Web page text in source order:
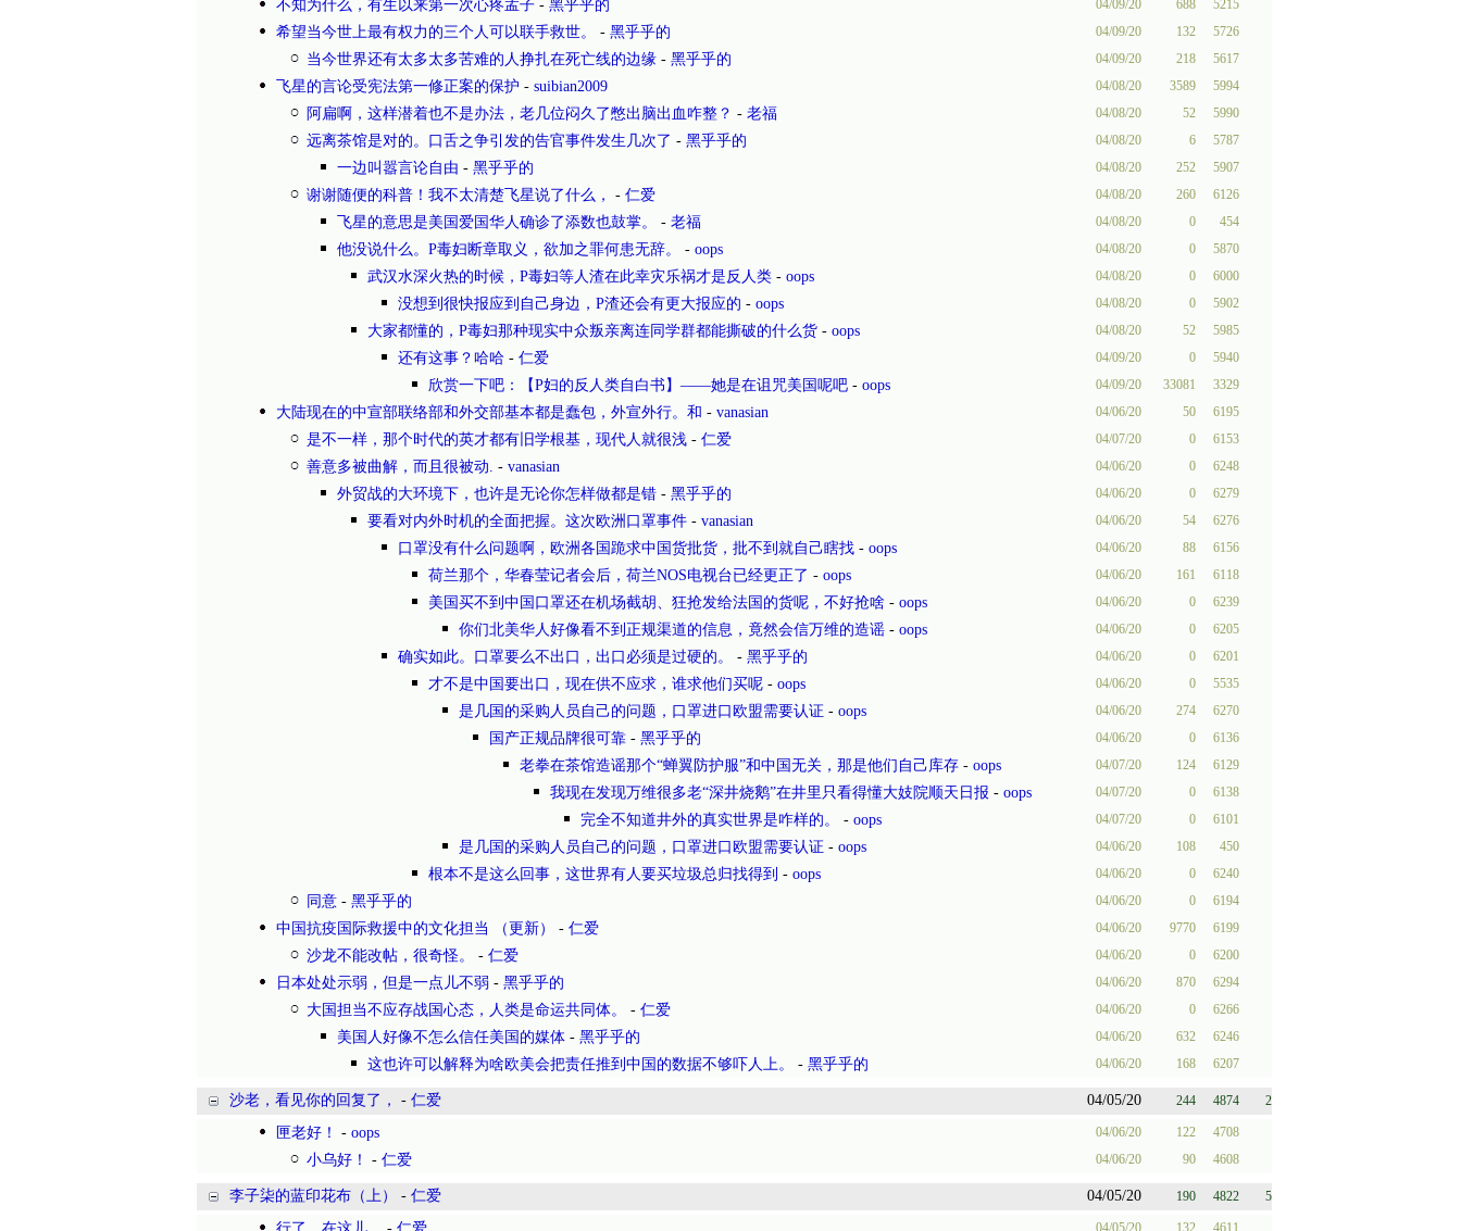
不知为什么，有生以来第一次心疼孟子 - 黑乎乎的 04/09/20 688 5215
希望当今世上最有权力的三个人可以联手救世。 - 黑乎乎的 04/09/20 132 5726
当今世界还有太多太多苦难的人挣扎在死亡线的边缘 - 黑乎乎的 04/09/20 218 5617
飞星的言论受宪法第一修正案的保护 - suibian2009 04/08/20 3589 5994
阿扁啊，这样潜着也不是办法，老几位闷久了憋出脑出血咋整？ - 老福 04/08/20 52 5990
远离茶馆是对的。口舌之争引发的告官事件发生几次了 - 黑乎乎的 04/08/20 6 5787
一边叫嚣言论自由 - 黑乎乎的 04/08/20 252 5907
谢谢随便的科普！我不太清楚飞星说了什么， - 仁爱 04/08/20 260 6126
飞星的意思是美国爱国华人确诊了添数也鼓掌。 - 老福 04/08/20 0 454
他没说什么。P毒妇断章取义，欲加之罪何患无辞。 - oops 04/08/20 0 5870
武汉水深火热的时候，P毒妇等人渣在此幸灾乐祸才是反人类 - oops 04/08/20 0 6000
没想到很快报应到自己身边，P渣还会有更大报应的 - oops 04/08/20 0 5902
大家都懂的，P毒妇那种现实中众叛亲离连同学群都能撕破的什么货 - oops 04/08/20 52 5985
还有这事？哈哈 - 仁爱 04/09/20 0 5940
欣赏一下吧：【P妇的反人类自白书】——她是在诅咒美国呢吧 - oops 04/09/20 33081 3329
大陆现在的中宣部联络部和外交部基本都是蠢包，外宣外行。和 - vanasian 04/06/20 50 6195
是不一样，那个时代的英才都有旧学根基，现代人就很浅 - 仁爱 04/07/20 0 6153
善意多被曲解，而且很被动. - vanasian 04/06/20 0 6248
外贸战的大环境下，也许是无论你怎样做都是错 - 黑乎乎的 04/06/20 0 6279
要看对内外时机的全面把握。这次欧洲口罩事件 - vanasian 04/06/20 54 6276
口罩没有什么问题啊，欧洲各国跪求中国货批货，批不到就自己瞎找 - oops 04/06/20 88 6156
荷兰那个，华春莹记者会后，荷兰NOS电视台已经更正了 - oops 04/06/20 161 6118
美国买不到中国口罩还在机场截胡、狂抢发给法国的货呢，不好抢啥 - oops 04/06/20 0 6239
你们北美华人好像看不到正规渠道的信息，竟然会信万维的造谣 - oops 04/06/20 0 6205
确实如此。口罩要么不出口，出口必须是过硬的。 - 黑乎乎的 04/06/20 0 6201
才不是中国要出口，现在供不应求，谁求他们买呢 - oops 04/06/20 0 5535
是几国的采购人员自己的问题，口罩进口欧盟需要认证 - oops 04/06/20 274 6270
国产正规品牌很可靠 - 黑乎乎的 04/06/20 0 6136
老拳在茶馆造谣那个“蝉翼防护服”和中国无关，那是他们自己库存 - oops 04/07/20 124 6129
我现在发现万维很多老“深井烧鹅”在井里只看得懂大妓院顺天日报 - oops 04/07/20 0 6138
完全不知道井外的真实世界是咋样的。 - oops 04/07/20 0 6101
是几国的采购人员自己的问题，口罩进口欧盟需要认证 - oops 04/06/20 108 450
根本不是这么回事，这世界有人要买垃圾总归找得到 - oops 04/06/20 0 6240
同意 - 黑乎乎的 04/06/20 0 6194
中国抗疫国际救援中的文化担当 （更新） - 仁爱 04/06/20 9770 6199
沙龙不能改帖，很奇怪。 - 仁爱 04/06/20 0 6200
日本处处示弱，但是一点儿不弱 - 黑乎乎的 04/06/20 870 6294
大国担当不应存战国心态，人类是命运共同体。 - 仁爱 04/06/20 0 6266
美国人好像不怎么信任美国的媒体 - 黑乎乎的 04/06/20 632 6246
这也许可以解释为啥欧美会把责任推到中国的数据不够吓人上。 - 黑乎乎的 04/06/20 168 6207
沙老，看见你的回复了， - 仁爱 04/05/20 244 4874 2
匣老好！ - oops 04/06/20 122 4708
小乌好！ - 仁爱 04/06/20 90 4608
李子柒的蓝印花布（上） - 仁爱 04/05/20 190 4822 5
04/05/20 132 4611